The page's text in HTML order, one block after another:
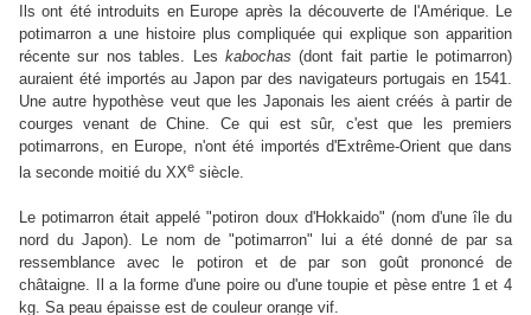
Ils ont été introduits en Europe après la découverte de l'Amérique. Le
potimarron a une histoire plus compliquée qui explique son apparition
récente sur nos tables. Les kabochas (dont fait partie le potimarron)
auraient été importés au Japon par des navigateurs portugais en 1541.
Une autre hypothèse veut que les Japonais les aient créés à partir de
courges venant de Chine. Ce qui est sûr, c'est que les premiers
potimarrons, en Europe, n'ont été importés d'Extrême-Orient que dans
la seconde moitié du XXe siècle.
Le potimarron était appelé "potiron doux d'Hokkaido" (nom d'une île du
nord du Japon). Le nom de "potimarron" lui a été donné de par sa
ressemblance avec le potiron et de par son goût prononcé de
châtaigne. Il a la forme d'une poire ou d'une toupie et pèse entre 1 et 4
kg. Sa peau épaisse est de couleur orange vif.